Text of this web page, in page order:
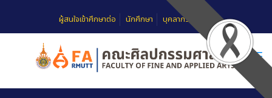
ผู้สนใจเข้าศึกษาต่อ นักศึกษา บุคลากร